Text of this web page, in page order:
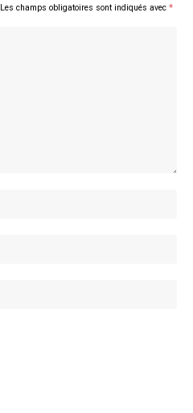
Les champs obligatoires sont indiqués avec *